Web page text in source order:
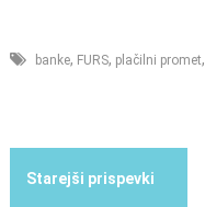
banke, FURS, plačilni promet,